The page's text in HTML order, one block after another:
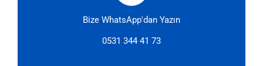
Bize WhatsApp'dan Yazın
0531 344 41 73